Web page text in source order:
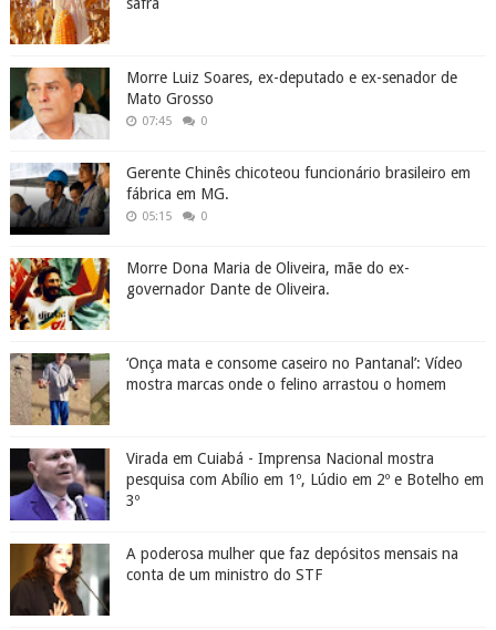
Morre Luiz Soares, ex-deputado e ex-senador de
Mato Grosso
07:45 0
Gerente Chinês chicoteou funcionário brasileiro em
fábrica em MG.
05:15 0
Morre Dona Maria de Oliveira, mãe do ex-
governador Dante de Oliveira.
‘Onça mata e consome caseiro no Pantanal’: Vídeo
mostra marcas onde o felino arrastou o homem
Virada em Cuiabá - Imprensa Nacional mostra
pesquisa com Abílio em 1º, Lúdio em 2º e Botelho em
3º
A poderosa mulher que faz depósitos mensais na
conta de um ministro do STF